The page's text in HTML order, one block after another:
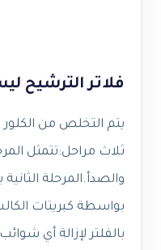
فلاتر الترشيح
يتم التخلص من الكلور
ثلاث مراحل:تتمثل
والصدأ.المرحلة
بواسطة كبريتات
بالفلتر لإزالة أي